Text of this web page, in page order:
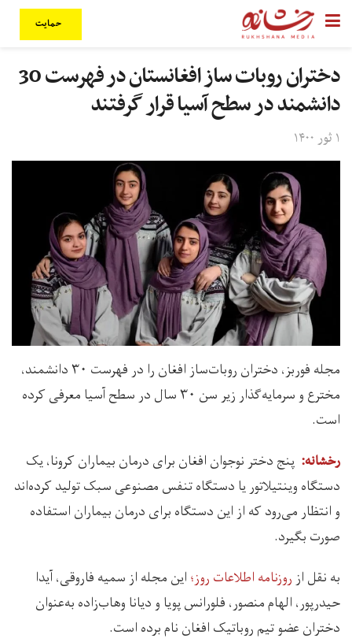
حمایت
دختران روبات ساز افغانستان در فهرست 30
دانشمند در سطح آسیا قرار گرفتند
۱ ثور ۱۴۰۰
مجله فوربز، دختران روبات‌ساز افغان را در فهرست ۳۰ دانشمند،
مخترع و سرمایه‌گذار زیر سن ۳۰ سال در سطح آسیا معرفی کرده
است.
رخشانه: پنج دختر نوجوان افغان برای درمان بیماران کرونا، یک
دستگاه وینتیلاتور یا دستگاه تنفس مصنوعی سبک تولید کرده‌اند
و انتظار می‌رود که از این دستگاه برای درمان بیماران استفاده
صورت بگیرد.
به نقل ازروزنامه اطلاعات روز؛این مجله از سمیه فاروقی، آیدا
حیدرپور، الهام منصور، فلورانس پویا و دیانا وهاب‌زاده به‌عنوان
دختران عضو تیم روباتیک افغان نام برده است.